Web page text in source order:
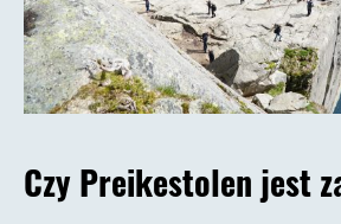
Czy Preikestolen jest